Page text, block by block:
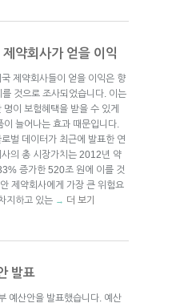
약회사가 얻을 이익
제약회사들이 얻을 이익은 향
것으로 조사되었습니다. 이는
이 보험혜택을 받을 수 있게
늘어나는 효과 때문입니다.
벌 데이터가 최근에 발표한 연
의 총 시장가치는 2012년 약
증가한 520조 원에 이를 것
제약회사에게 가장 큰 위험요
지하고 있는 → 더 보기
발표
예산안을 발표했습니다. 예산